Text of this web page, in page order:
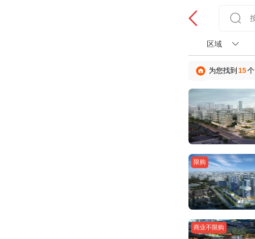
区域
为您找到 15个
限购
商业不限购